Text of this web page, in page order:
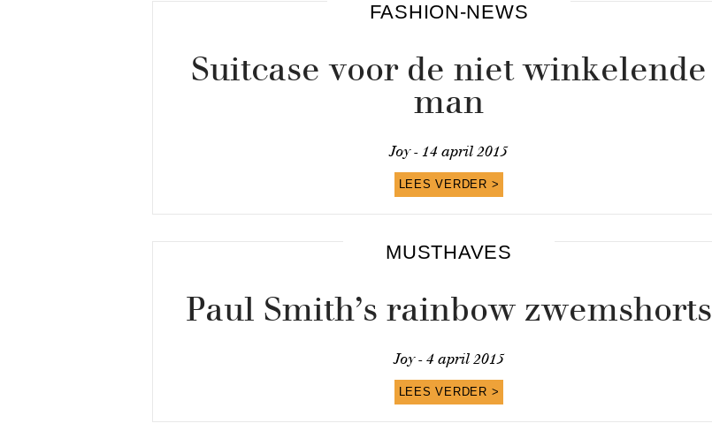
FASHION-NEWS
Suitcase voor de niet winkelende
man
Joy - 14 april 2015
LEES VERDER >
MUSTHAVES
Paul Smith’s rainbow zwemshorts
Joy - 4 april 2015
LEES VERDER >